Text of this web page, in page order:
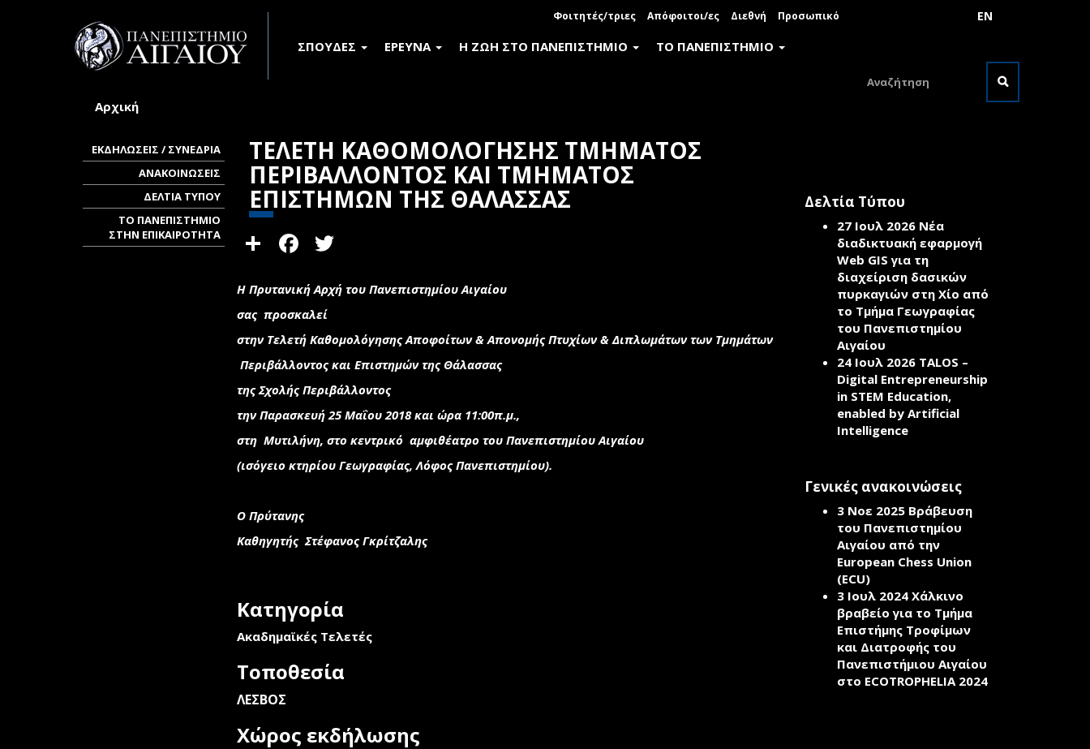
EN
Φοιτητές/τριες Απόφοιτοι/ες Διεθνή Προσωπικό
Φόρμα
ΣΠΟΥΔΕΣ ΕΡΕΥΝΑ Η ΖΩΗ ΣΤΟ ΠΑΝΕΠΙΣΤΗΜΙΟ ΤΟ ΠΑΝΕΠΙΣΤΗΜΙΟ
Είστε εδώ
Αρχική
ΤΕΛΕΤΗ ΚΑΘΟΜΟΛΟΓΗΣΗΣ ΤΜΗΜΑΤΟΣ
ΠΕΡΙΒΑΛΛΟΝΤΟΣ ΚΑΙ ΤΜΗΜΑΤΟΣ
ΕΠΙΣΤΗΜΩΝ ΤΗΣ ΘΑΛΑΣΣΑΣ
ShareFacebook
Η Πρυτανική Αρχή του Πανεπιστημίου Αιγαίου
σας προσκαλεί
στην Τελετή Καθομολόγησης Αποφοίτων &Απονομής Πτυχίων & Διπλωμάτων των Τμημάτων
Περιβάλλοντος και Επιστημών της Θάλασσας
της Σχολής Περιβάλλοντος
την Παρασκευή 25 Μαΐου 2018 και ώρα 11:00π.μ.,
στη Μυτιλήνη, στο κεντρικό αμφιθέατρο του Πανεπιστημίου Αιγαίου
(ισόγειο κτηρίου Γεωγραφίας, Λόφος Πανεπιστημίου).
Ο Πρύτανης
Καθηγητής Στέφανος Γκρίτζαλης
Κατηγορία
Ακαδημαϊκές Τελετές
Τοποθεσία
ΛΕΣΒΟΣ
Χώρος εκδήλωσης
ΕΚΔΗΛΩΣΕΙΣ / ΣΥΝΕΔΡΙΑ
ΑΝΑΚΟΙΝΩΣΕΙΣ
ΔΕΛΤΙΑ ΤΥΠΟΥ
ΤΟ ΠΑΝΕΠΙΣΤΗΜΙΟ
ΣΤΗΝ ΕΠΙΚΑΙΡΟΤΗΤΑ
Δελτία Τύπου
27 Ιουλ 2026 Νέα
διαδικτυακή εφαρμογή
Web GIS για τη
διαχείριση δασικών
πυρκαγιών στη Χίο από
το Τμήμα Γεωγραφίας
του Πανεπιστημίου
Αιγαίου
24 Ιουλ 2026 TALOS –
Digital Entrepreneurship
in STEM Education,
enabled by Artificial
Intelligence
Γενικές ανακοινώσεις
3 Νοε 2025 Βράβευση
του Πανεπιστημίου
Αιγαίου από την
European Chess Union
(ECU)
3 Ιουλ 2024 Χάλκινο
βραβείο για το Τμήμα
Επιστήμης Τροφίμων
και Διατροφής του
Πανεπιστήμιου Αιγαίου
στο ECOTROPHELIA 2024